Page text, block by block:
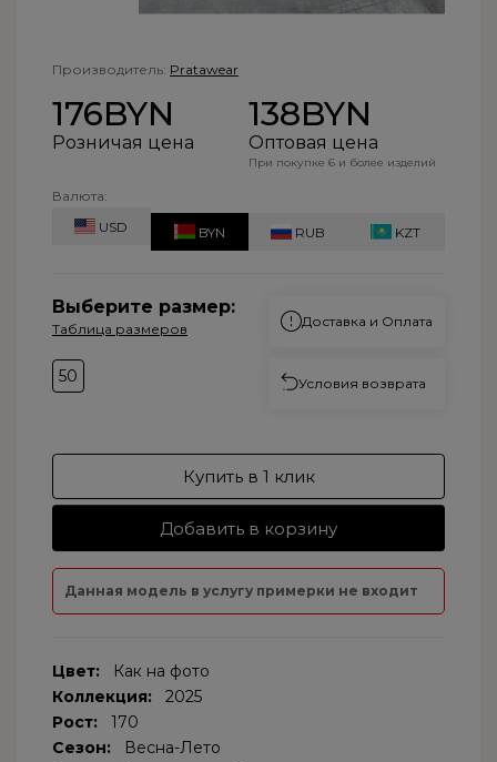
Производитель: Pratawear
176BYN
Розничая цена
138BYN
Оптовая цена
При покупке 6 и более изделий
Валюта:
USD
BYN RUB KZT
Выберите размер:
Таблица размеров
50
Доставка и Оплата
Условия возврата
Купить в 1 клик
Добавить в корзину
Данная модель в услугу примерки не входит
Цвет:
Как на фото
Коллекция:
2025
Рост:
170
Сезон:
Весна-Лето